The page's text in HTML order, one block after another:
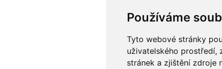
Používáme
Tyto webové stránky
uživatelského prostředí,
stránek a zjištění zdroje